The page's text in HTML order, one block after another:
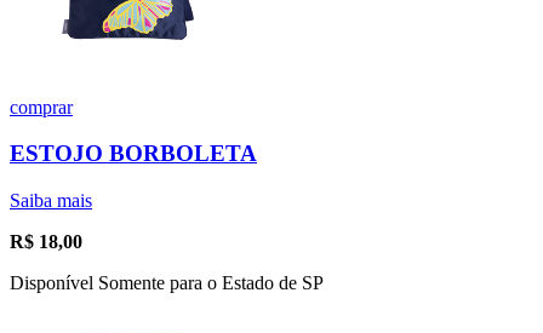
comprar
ESTOJO BORBOLETA
Saiba mais
R$ 18,00
Disponível Somente para o Estado de SP